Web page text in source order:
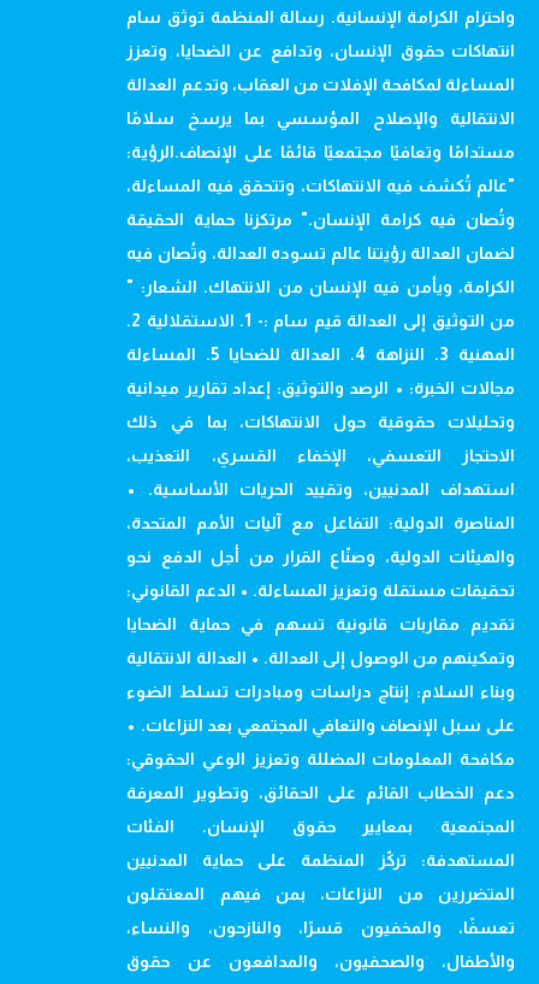
واحترام الكرامة الإنسانية. رسالة المنظمة توثق سام
انتهاكات حقوق الإنسان، وتدافع عن الضحايا، وتعزز
المساءلة لمكافحة الإفلات من العقاب، وتدعم العدالة
الانتقالية والإصلاح المؤسسي بما يرسخ سلامًا
مستدامًا وتعافيًا مجتمعيًا قائمًا على الإنصاف.الرؤية:
"عالم تُكشف فيه الانتهاكات، وتتحقق فيه المساءلة،
وتُصان فيه كرامة الإنسان." مرتكزنا حماية الحقيقة
لضمان العدالة رؤيتنا عالم تسوده العدالة، وتُصان فيه
الكرامة، ويأمن فيه الإنسان من الانتهاك. الشعار: "
من التوثيق إلى العدالة قيم سام :- 1. الاستقلالية 2.
المهنية 3. النزاهة 4. العدالة للضحايا 5. المساءلة
مجالات الخبرة: • الرصد والتوثيق: إعداد تقارير ميدانية
وتحليلات حقوقية حول الانتهاكات، بما في ذلك
الاحتجاز التعسفي، الإخفاء القسري، التعذيب،
استهداف المدنيين، وتقييد الحريات الأساسية. •
المناصرة الدولية: التفاعل مع آليات الأمم المتحدة،
والهيئات الدولية، وصنّاع القرار من أجل الدفع نحو
تحقيقات مستقلة وتعزيز المساءلة. • الدعم القانوني:
تقديم مقاربات قانونية تسهم في حماية الضحايا
وتمكينهم من الوصول إلى العدالة. • العدالة الانتقالية
وبناء السلام: إنتاج دراسات ومبادرات تسلط الضوء
على سبل الإنصاف والتعافي المجتمعي بعد النزاعات. •
مكافحة المعلومات المضللة وتعزيز الوعي الحقوقي:
دعم الخطاب القائم على الحقائق، وتطوير المعرفة
المجتمعية بمعايير حقوق الإنسان. الفئات
المستهدفة: تركّز المنظمة على حماية المدنيين
المتضررين من النزاعات، بمن فيهم المعتقلون
تعسفًا، والمخفيون قسرًا، والنازحون، والنساء،
والأطفال، والصحفيون، والمدافعون عن حقوق